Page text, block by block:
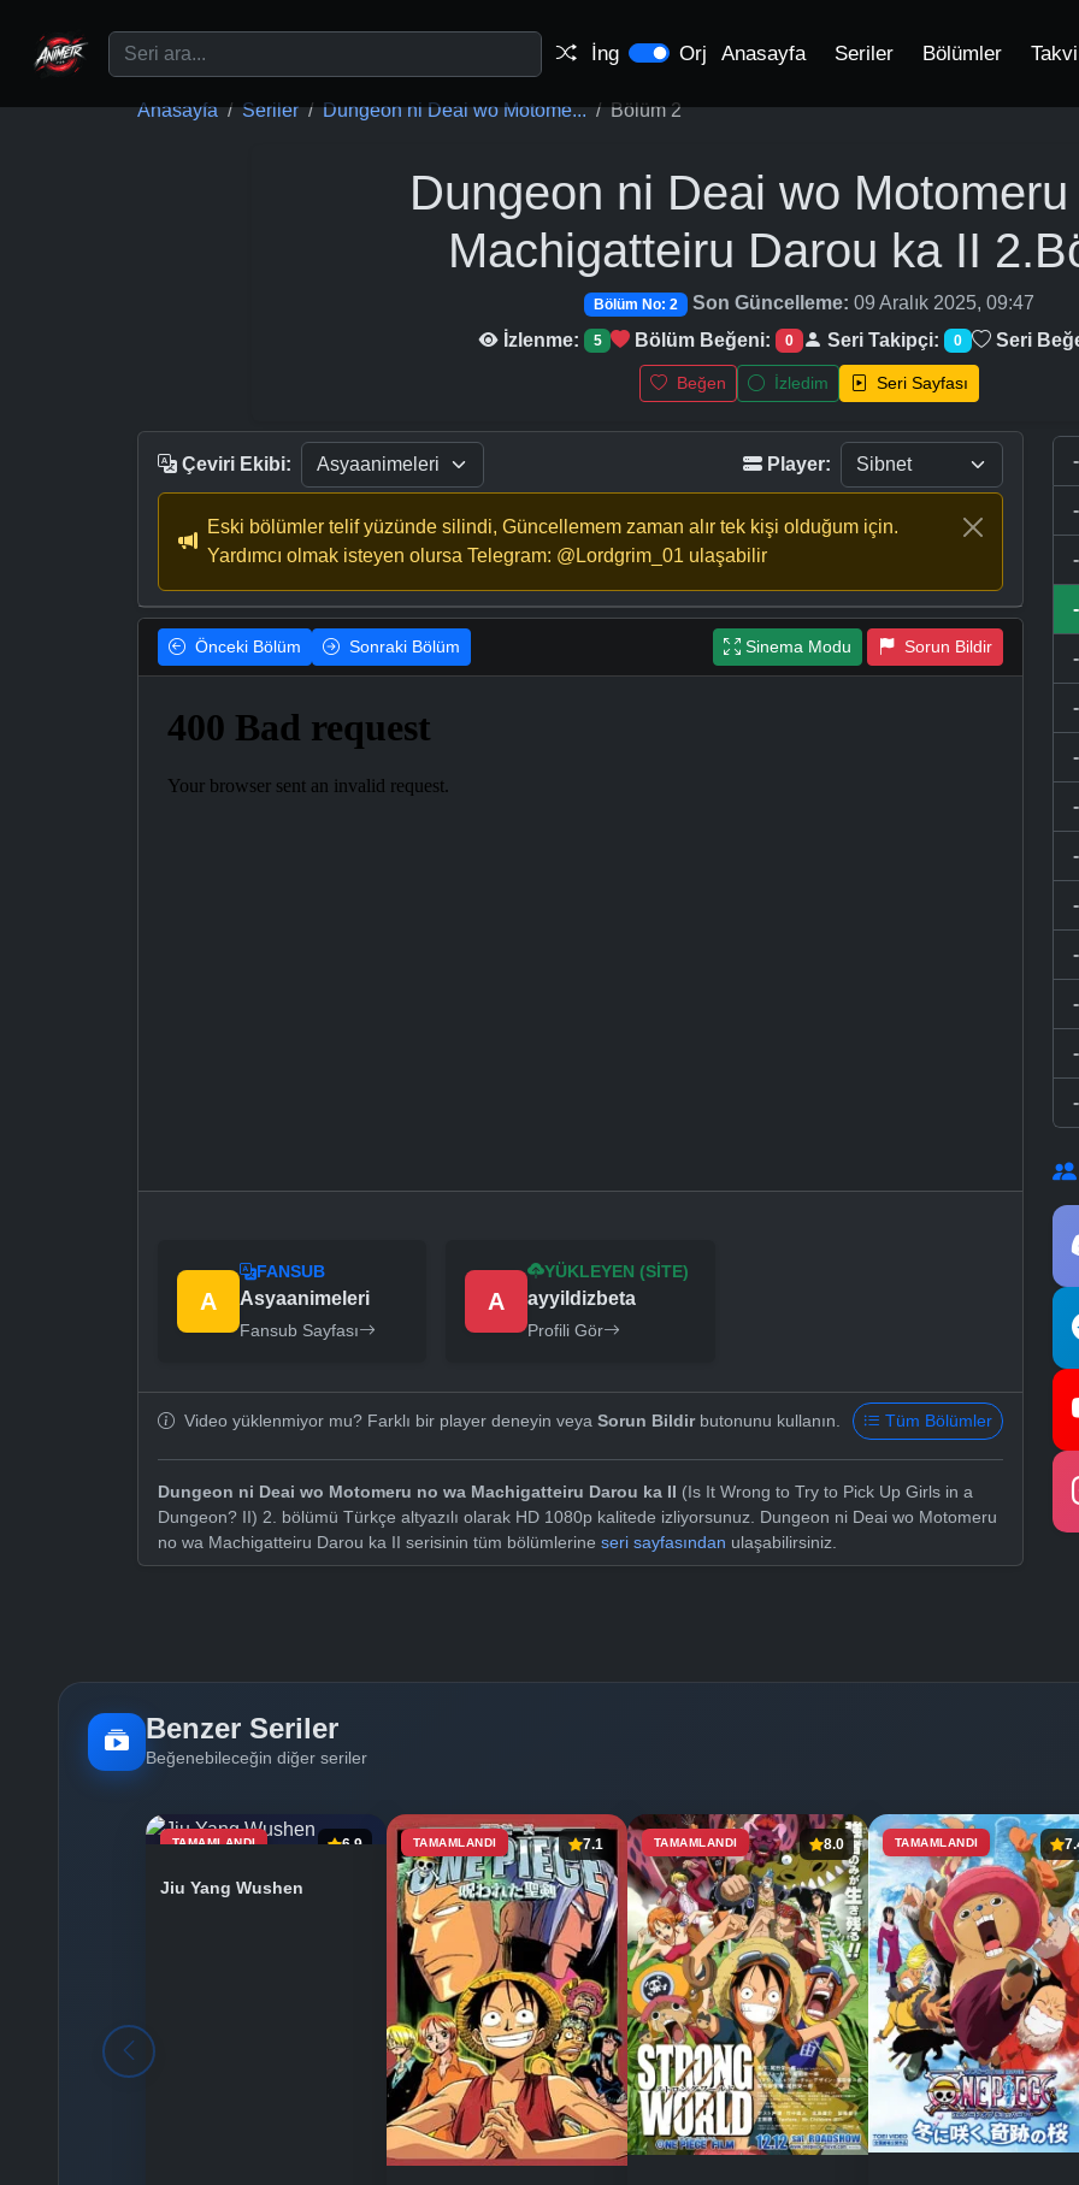
İng Orj Anasayfa Seriler Bölümler
Anasayfa Seriler Dungeon ni Deai wo Motome... Bölüm 2
Dungeon ni Deai wo
Machigatteiru Darou ka II
Bölüm No: 2 Son Güncelleme: 09 Aralık 2025, 09:47
İzlenme:
5 Bölüm Beğeni: 0 Seri Takipçi: 0 Seri
Beğen İzledim Seri Sayfası
Çeviri Ekibi: Player:
Eski bölümler telif yüzünde silindi, Güncellemem zaman alır tek kişi olduğum için.
Yardımcı olmak isteyen olursa Telegram: @Lordgrim_01 ulaşabilir
Önceki Bölüm Sonraki Bölüm Sinema Modu Sorun Bildir
A
FANSUB
Asyaanimeleri
Fansub Sayfası
A
YÜKLEYEN (SITE)
ayyildizbeta
Profili Gör
Video yüklenmiyor mu? Farklı bir player deneyin veya Sorun Bildirbutonunu kullanın. Tüm Bölümler
Dungeon ni Deai wo Motomeru no wa Machigatteiru Darou ka II (Is It Wrong to Try to Pick Up Girls in a
Dungeon? II) 2. bölümü Türkçe altyazılı olarak HD 1080p kalitede izliyorsunuz. Dungeon ni Deai wo Motomeru
no wa Machigatteiru Darou ka II serisinin tüm bölümlerine seri sayfasından ulaşabilirsiniz.
Benzer Seriler
Beğenebileceğin diğer seriler
TAMAMLANDI 6.9
Jiu Yang Wushen
TAMAMLANDI 7.1 TAMAMLANDI 8.0 TAMAMLANDI